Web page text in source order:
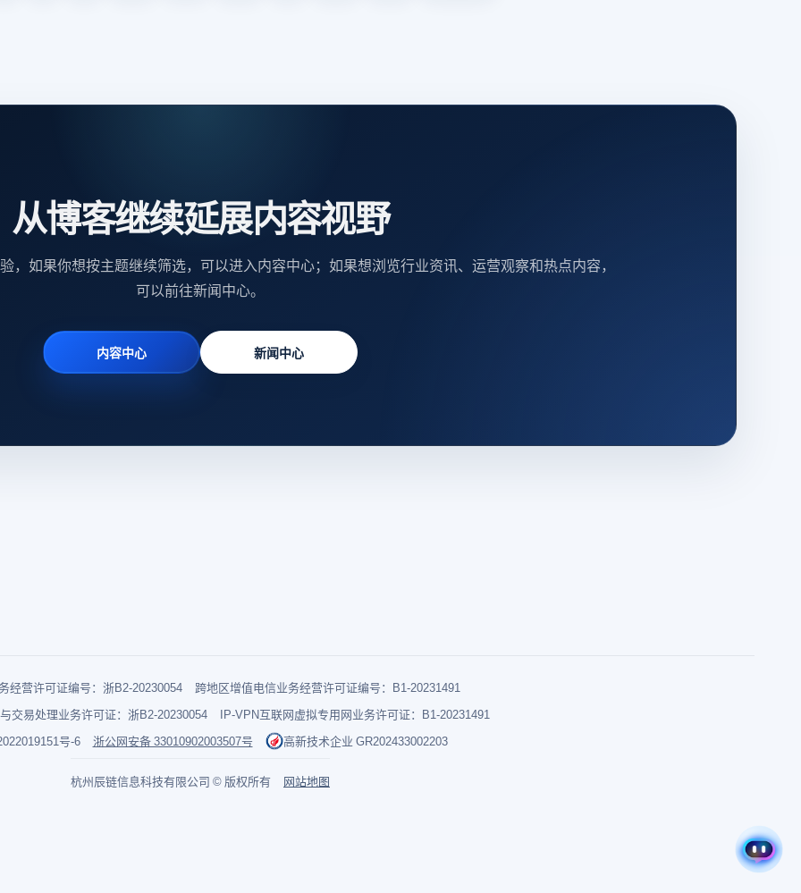
从博客继续延展内容视野
，如果你想按主题继续筛选，可以进入内容中心；如果想浏览行业资讯、运营观察和热点内容，
可以前往新闻中心。
内容中心 新闻中心
经营许可证编号：浙B2-20230054
跨地区增值电信业务经营许可证编号：B1-20231491
交易处理业务许可证：浙B2-20230054
IP-VPN互联网虚拟专用网业务许可证：B1-20231491
号-6
浙公网安备 33010902003507号 高新技术企业 GR202433002203
杭州辰链信息科技有限公司 © 版权所有 网站地图